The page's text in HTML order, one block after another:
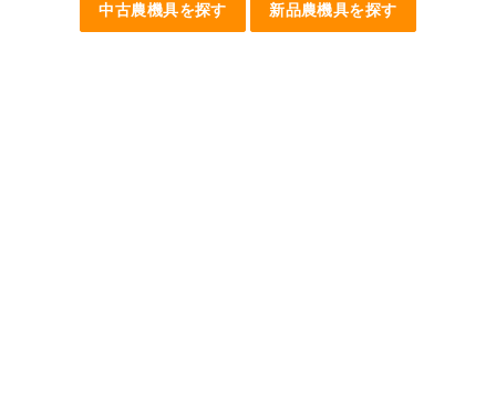
中古農機具を探す 新品農機具を探す